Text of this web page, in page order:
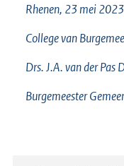
Rhenen, 23 mei 2023
College van
Drs. J.A. van der Pas
Burgemeester